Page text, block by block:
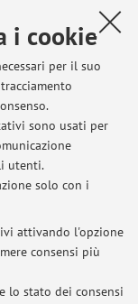
i cookie
per il suo
sono usati per
utenti.
solo con i
attivando l'opzione
consensi più
lo stato dei consensi
di Discipline
2019 si terrà